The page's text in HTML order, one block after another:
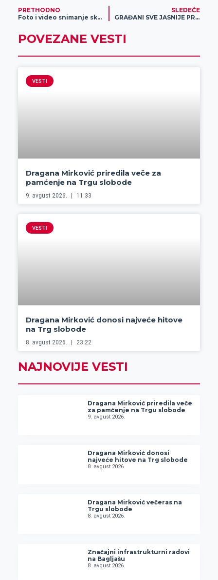
PRETHODNO
Foto i video snimanje skupova građana
SLEDEĆE
GRAĐANI SVE JASNIJE PREPOZNAJU KO RADI I KO JE UZ NAROD
POVEZANE VESTI
VESTI
Dragana Mirković priredila veče za
pamćenje na Trgu slobode
9. avgust 2026. 11:33
VESTI
Dragana Mirković donosi najveće hitove
na Trg slobode
8. avgust 2026. 23:22
NAJNOVIJE VESTI
Dragana Mirković priredila veče
za pamćenje na Trgu slobode
9. avgust 2026.
Dragana Mirković donosi
najveće hitove na Trg slobode
8. avgust 2026.
Dragana Mirković večeras na
Trgu slobode
8. avgust 2026.
Značajni infrastrukturni radovi
na Bagljašu
8. avgust 2026.